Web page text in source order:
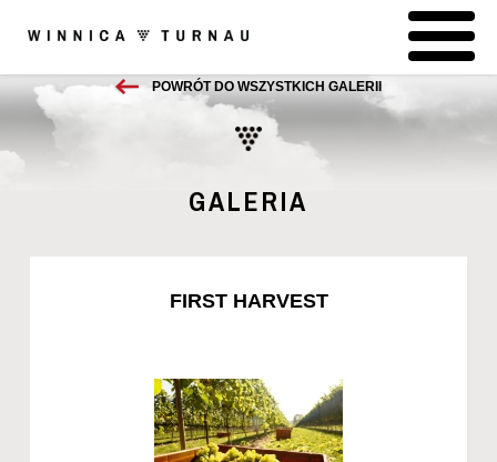
POWRÓT DO WSZYSTKICH GALERII
GALERIA
FIRST HARVEST